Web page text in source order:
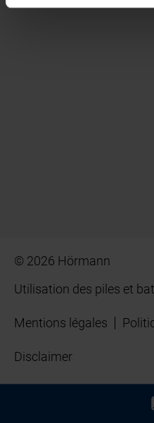
© 2026 Hörmann
Utilisation des piles et
Mentions légales
Disclaimer